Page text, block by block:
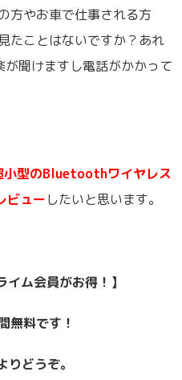
方やお車で仕事される方
たことはないですか？あれ
聞けますし電話がかかって
小型のBluetoothワイヤレス
ビューしたいと思います。
イム会員がお得！】
無料です！
りどうぞ。